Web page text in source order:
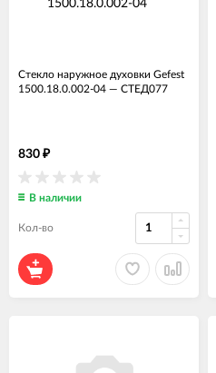
Стекло наружное духовки Gefest
1500.18.0.002-04 — СТЕД077
830 ₽
В наличии
Кол-во